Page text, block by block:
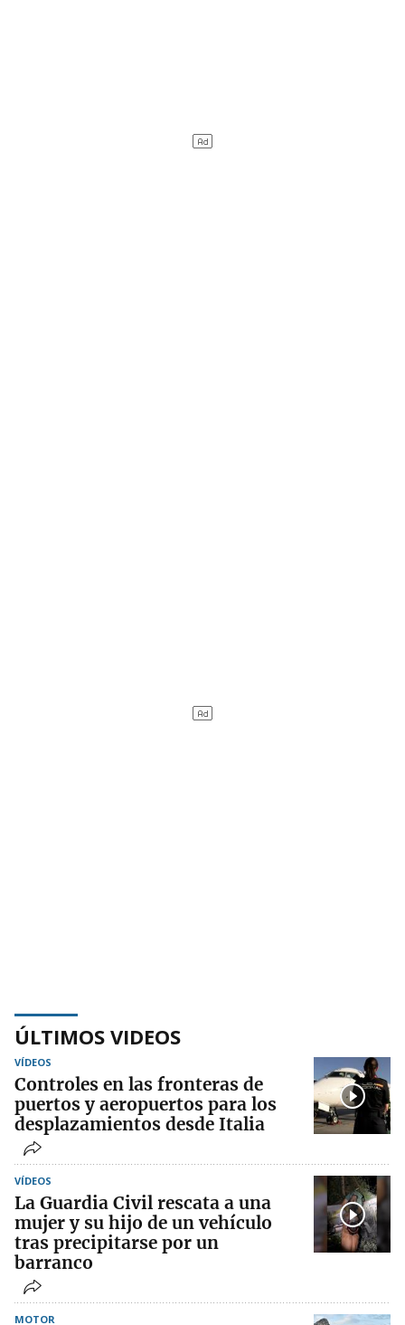
ÚLTIMOS VIDEOS
VÍDEOS
Controles en las fronteras de
puertos y aeropuertos para los
desplazamientos desde Italia
VÍDEOS
La Guardia Civil rescata a una
mujer y su hijo de un vehículo
tras precipitarse por un
barranco
MOTOR